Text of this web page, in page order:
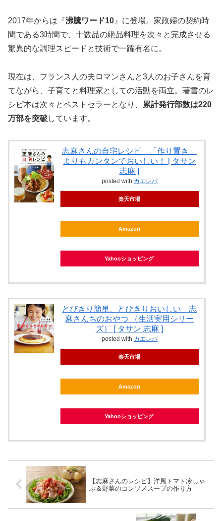
2017年からは『沸騰ワード10 』に登場。家政婦の契約時
間である3時間で、十数品の絶品料理を次々と完成させる
驚異的な調理スピードと技術で一躍有名に。
現在は、フランス人の夫ロマンさんと3人のお子さんを育
てながら、子育てと料理家としての活動を両立。著書のレ
シピ本は次々とベストセラーとなり、
累計発行部数は220
万部を突破しています。
志麻さんの自宅レシピ 「作り置き」
よりもカンタンでおいしい！ [ タサン
志麻 ]
posted with カエレバ
楽天市場
Amazon
Yahooショッピング
とびきり簡単、とびきりおいしい 志
麻さんちのおやつ （生活実用シリー
ズ） [ タサン 志麻 ]
posted with カエレバ
楽天市場
Amazon
Yahooショッピング
【志麻さんのレシピ】洋風トマト冷しゃ
ぶ＆野菜のコンソメスープの作り方